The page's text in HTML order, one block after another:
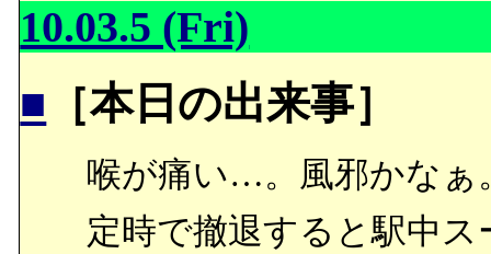
10.03.5 (Fri)
■ ［本日の出来事］
喉が痛い…。風邪かなぁ
定時で撤退すると駅中ス